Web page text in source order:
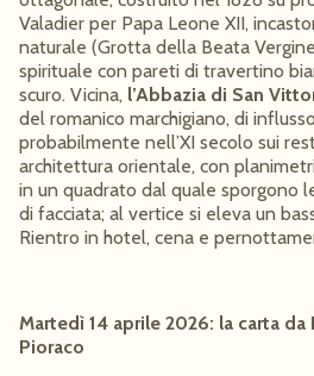
Valadier per Papa Leone XII,
naturale (Grotta della Beata
spirituale con pareti di travertino
scuro. Vicina, l’Abbazia di San
del romanico marchigiano, di
probabilmente nell’XI secolo sui
architettura orientale, con
in un quadrato dal quale sporgono
di facciata; al vertice si eleva un
Rientro in hotel, cena e
Martedì 14 aprile 2026: la carta
Pioraco